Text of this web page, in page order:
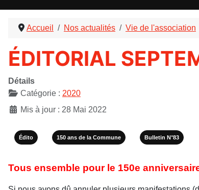
Accueil Nos actualités Vie de l'association
ÉDITORIAL
Détails
Catégorie : 2020
Mis à jour : 28 Mai 2022
Édito 150 ans de la Commune Bulletin N°83
Tous ensemble pour le 150e